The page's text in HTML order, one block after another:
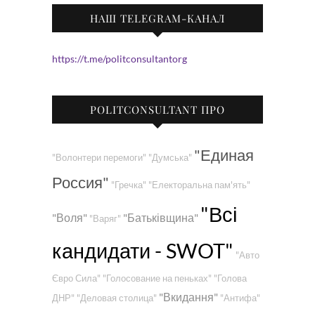
НАШ TELEGRAM-КАНАЛ
https://t.me/politconsultantorg
POLITCONSULTANT ПРО
"Волонтери перемоги" "Думська" "Единая
Россия" "Гречка" "Електоральна пам'ять"
"Воля" "Варяг" "Батьківщина" "Всі
кандидати - SWOT" "Авто
Євро Сила" "Голосование на пеньках" "Голова
ДНР" "Деловая столица" "Вкидання" "Антифа"